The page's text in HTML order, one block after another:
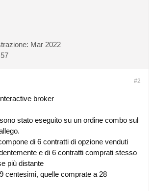
Mar 2022
57
#2
broker
stato eseguito su un ordine combo sul
di 6 contratti di opzione venduti
e di 6 contratti comprati stesso
più distante
centesimi, quelle comprate a 28